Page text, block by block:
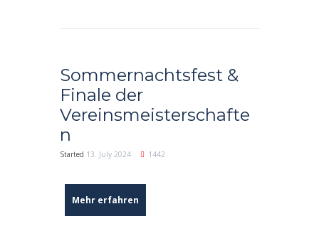
Sommernachtsfest &
Finale der
Vereinsmeisterschafte
n
Started 13. July 2024 1442
Mehr erfahren